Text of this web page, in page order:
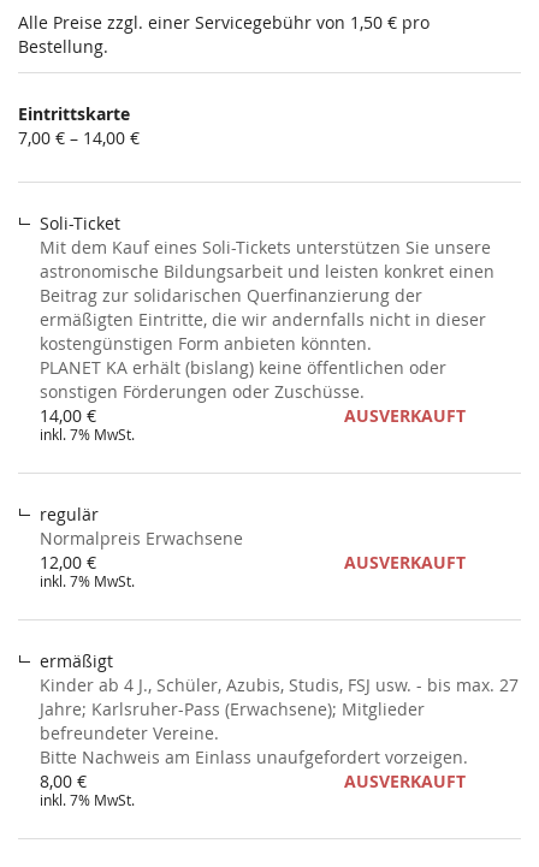
Alle Preise zzgl. einer Servicegebühr von 1,50 € pro
Bestellung.
Produkte
Unkategorisierte
Produkte
Eintrittskarte
von
bis
7,00 € – 14,00 €
Soli-Ticket
Mit dem Kauf eines Soli-Tickets unterstützen Sie unsere
astronomische Bildungsarbeit und leisten konkret einen
Beitrag zur solidarischen Querfinanzierung der
ermäßigten Eintritte, die wir andernfalls nicht in dieser
kostengünstigen Form anbieten könnten.
PLANET KA erhält (bislang) keine öffentlichen oder
sonstigen Förderungen oder Zuschüsse.
14,00 €
inkl. 7% MwSt.
AUSVERKAUFT
regulär
Normalpreis Erwachsene
12,00 €
inkl. 7% MwSt.
AUSVERKAUFT
ermäßigt
Kinder ab 4 J., Schüler, Azubis, Studis, FSJ usw. - bis max. 27
Jahre; Karlsruher-Pass (Erwachsene); Mitglieder
befreundeter Vereine.
Bitte Nachweis am Einlass unaufgefordert vorzeigen.
8,00 €
inkl. 7% MwSt.
AUSVERKAUFT